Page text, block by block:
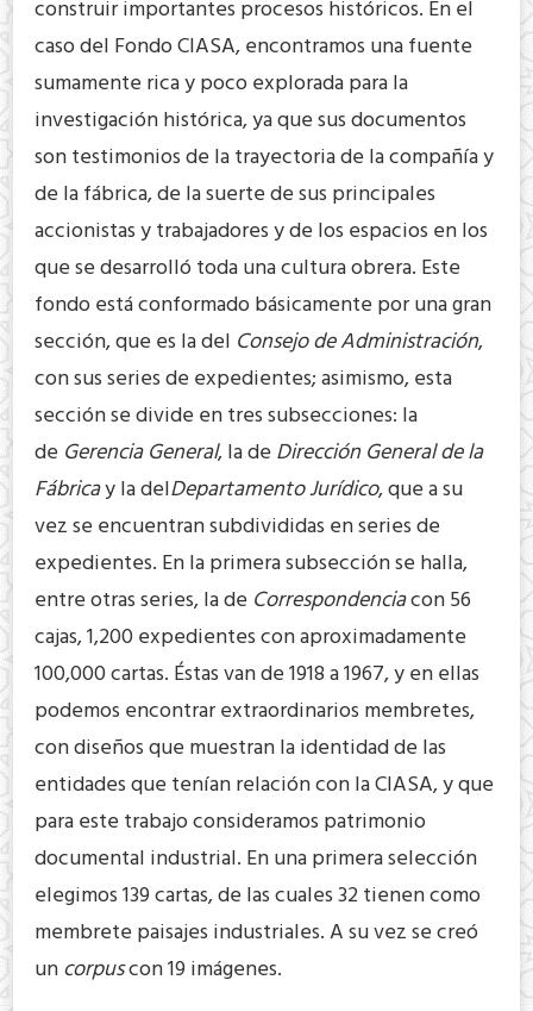
construir importantes procesos históricos. En el
caso del Fondo CIASA, encontramos una fuente
sumamente rica y poco explorada para la
investigación histórica, ya que sus documentos
son testimonios de la trayectoria de la compañía y
de la fábrica, de la suerte de sus principales
accionistas y trabajadores y de los espacios en los
que se desarrolló toda una cultura obrera. Este
fondo está conformado básicamente por una gran
sección, que es la del Consejo de Administración,
con sus series de expedientes; asimismo, esta
sección se divide en tres subsecciones: la
de Gerencia General, la de Dirección General de la
Fábricay la delDepartamento Jurídico, que a su
vez se encuentran subdivididas en series de
expedientes. En la primera subsección se halla,
entre otras series, la de Correspondenciacon 56
cajas, 1,200 expedientes con aproximadamente
100,000 cartas. Éstas van de 1918 a 1967, y en ellas
podemos encontrar extraordinarios membretes,
con diseños que muestran la identidad de las
entidades que tenían relación con la CIASA, y que
para este trabajo consideramos patrimonio
documental industrial. En una primera selección
elegimos 139 cartas, de las cuales 32 tienen como
membrete paisajes industriales. A su vez se creó
uncorpuscon 19 imágenes.